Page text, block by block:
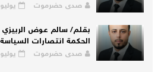
صدى حضرموت يوليو 04, 2026
بقلم/ سالم عوض الربيزي ..
الحكمة انتصارات السياسة
صدى حضرموت يوليو 04, 2026